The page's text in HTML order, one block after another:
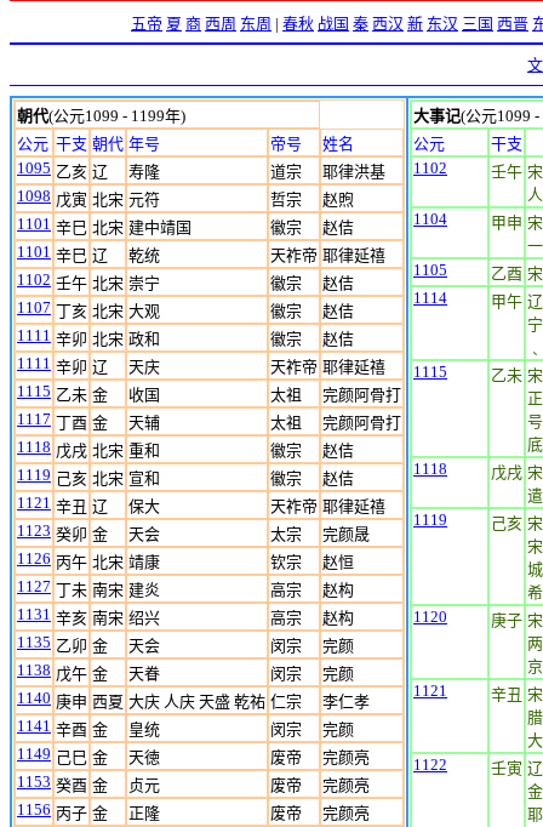
五帝 夏 商 西周 东周 | 春秋 战国 秦 西汉 新 东汉 三国 西晋
朝代(公元1099 - 1199年)
公元 干支 朝代 年号 帝号
姓名
1095 乙亥 辽 寿隆 道宗
耶律洪基
1098 戊寅 北宋 元符 哲宗
赵煦
1101 辛巳 北宋 建中靖国 徽宗
赵佶
1101 辛巳 辽 乾统 天祚帝 耶律延禧
1102 壬午 北宋 崇宁 徽宗
赵佶
1107 丁亥 北宋 大观 徽宗
赵佶
1111 辛卯 北宋 政和 徽宗
赵佶
1111 辛卯 辽 天庆 天祚帝 耶律延禧
1115 乙未 金 收国 太祖
完颜阿骨打
1117 丁酉 金 天辅 太祖
完颜阿骨打
1118 戊戌 北宋 重和 徽宗
赵佶
1119 己亥 北宋 宣和 徽宗
赵佶
1121 辛丑 辽 保大 天祚帝 耶律延禧
1123 癸卯 金 天会 太宗
完颜晟
1126 丙午 北宋 靖康 钦宗
赵恒
1127 丁未 南宋 建炎 高宗
赵构
1131 辛亥 南宋 绍兴 高宗
赵构
1135 乙卯 金 天会 闵宗
完颜
1138 戊午 金 天眷 闵宗
完颜
1140 庚申 西夏 大庆 人庆 天盛 乾祐 仁宗
李仁孝
1141 辛酉 金 皇统 闵宗
完颜
1149 己巳 金 天徳 废帝
完颜亮
1153 癸酉 金 贞元 废帝
完颜亮
1156 丙子 金 正隆 废帝
完颜亮
大事记(公元1099
公元
干支
1102
壬午
1104
甲申
1105
乙酉
1114
甲午
1115
乙未
1118
戊戌
1119
己亥
1120
庚子
1121
辛丑
1122
壬寅